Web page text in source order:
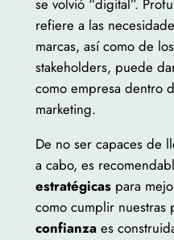
se volvió “digital”.
refiere a las
marcas, así como de
stakeholders, puede
como empresa dentro
marketing.
De no ser capaces de
a cabo, es
estratégicaspara
como cumplir nuestras
confianza es